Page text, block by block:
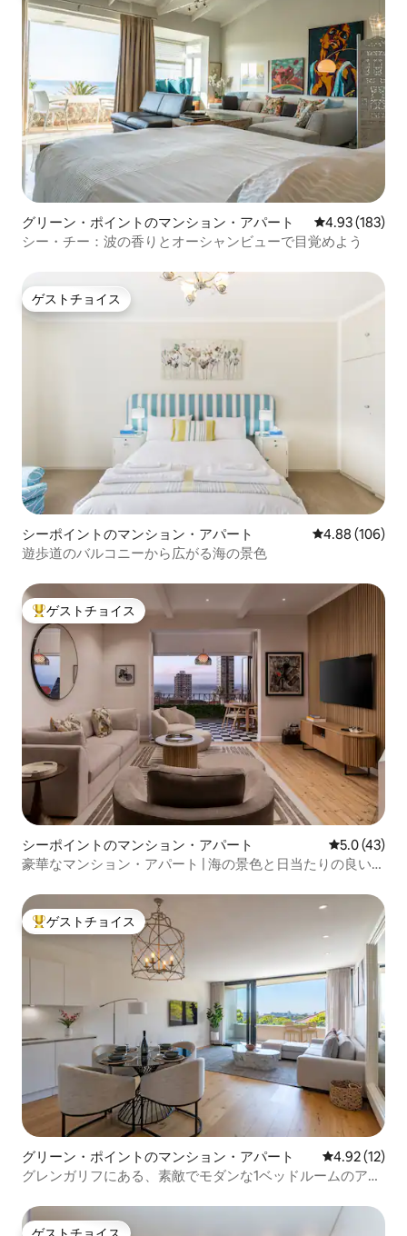
グリーン・ポイントのマンション・アパート レビュー183
4.93 (183)
シー・チー：波の香りとオーシャンビューで目覚めよう
ゲストチョイス
ゲストチョイス
シーポイントのマンション・アパート レビュー106
4.88 (106)
遊歩道のバルコニーから広がる海の景色
大好評のゲストチョイスです。
ゲストチョイス
シーポイントのマンション・アパート レビュー43
5.0 (43)
豪華なマンション・アパート | 海の景色と日当たりの良いバ
大好評のゲストチョイスです。
ゲストチョイス
グリーン・ポイントのマンション・アパート レビュー12
4.92 (12)
グレンガリフにある、素敵でモダンな1ベッドルームのアパ